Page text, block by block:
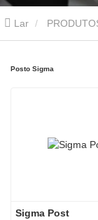
Lar
Posto Sigma
Sigma Post